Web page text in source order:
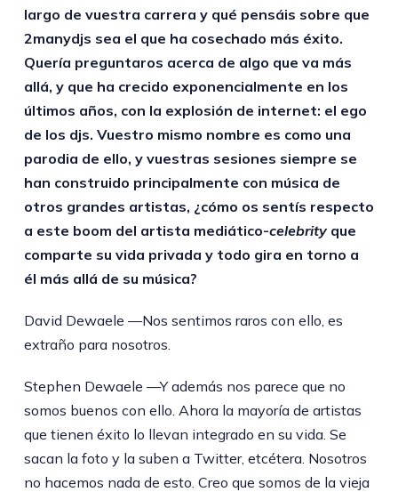
largo de vuestra carrera y qué pensáis sobre que
2manydjs sea el que ha cosechado más éxito.
Quería preguntaros acerca de algo que va más
allá, y que ha crecido exponencialmente en los
últimos años, con la explosión de internet: el ego
de los djs. Vuestro mismo nombre es como una
parodia de ello, y vuestras sesiones siempre se
han construido principalmente con música de
otros grandes artistas, ¿cómo os sentís respecto
a este boom del artista mediático-celebrityque
comparte su vida privada y todo gira en torno a
él más allá de su música?
David Dewaele —Nos sentimos raros con ello, es
extraño para nosotros.
Stephen Dewaele —Y además nos parece que no
somos buenos con ello. Ahora la mayoría de artistas
que tienen éxito lo llevan integrado en su vida. Se
sacan la foto y la suben a Twitter, etcétera. Nosotros
no hacemos nada de esto. Creo que somos de la vieja